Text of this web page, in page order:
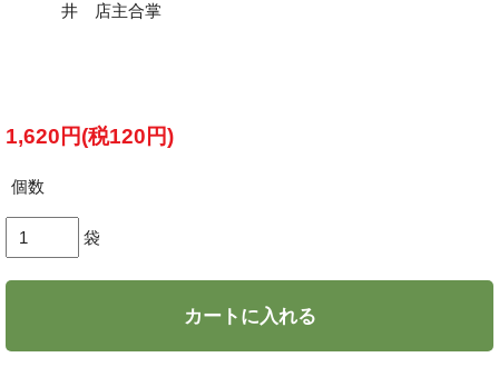
井 店主合掌
1,620円(税120円)
個数
袋
カートに入れる